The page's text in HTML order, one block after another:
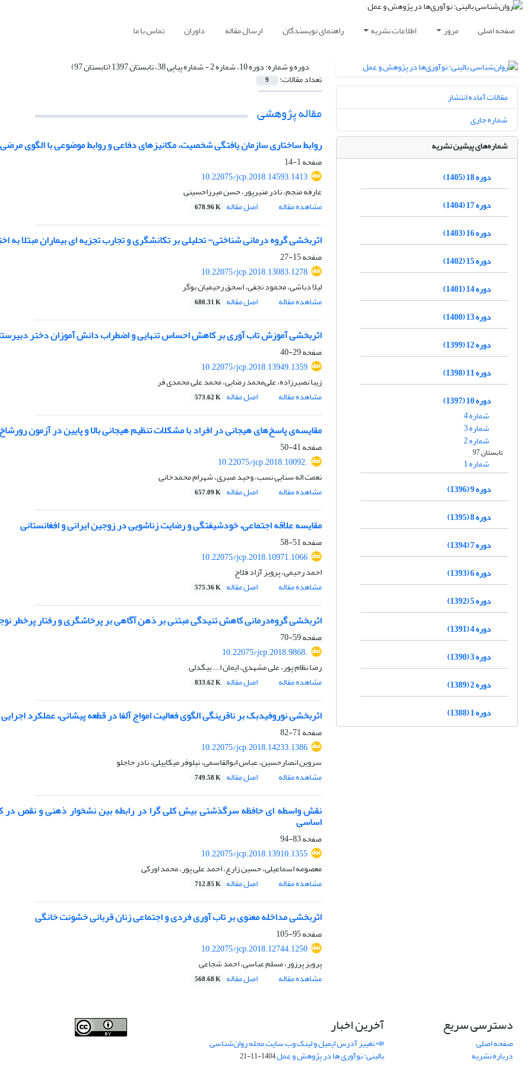
صفحه اصلی مرور اطلاعات نشریه راهنمای نویسندگان ارسال مقاله داوران تماس با ما
دوره و شماره:دوره 10، شماره 2 - شماره پیاپی 38، تابستان 1397 (تابستان 97)
تعداد مقالات: 9
مقاله پژوهشی
روابط ساختاری سازمان یافتگی شخصیت، مکانیزهای دفاعی و روابط موضوعی با الگوی
صفحه1-14
10.22075/jcp.2018.14593.1413
عارفه منجم، نادر منیرپور، حسن میرزاحسینی
مشاهده مقاله
اصل مقاله 678.96 K
اثربخشی گروه درمانی شناختی- تحلیلی بر تکانشگری و تجارب تجزیه ای بیماران مبتلا
صفحه15-27
10.22075/jcp.2018.13083.1278
لیلا دباشی، محمود نجفی، اسحق رحیمیان بوگر
مشاهده مقاله
اصل مقاله 680.31 K
اثربخشی آموزش تاب آوری بر کاهش احساس تنهایی و اضطراب دانش آموزان دختر
صفحه29-40
10.22075/jcp.2018.13949.1359
زیبا نصیرزاده، علی‌محمد رضایی، محمد علی محمدی فر
مشاهده مقاله
اصل مقاله 573.62 K
مقایسه‌ی پاسخ‌های هیجانی در افراد با مشکلات تنظیم هیجانی بالا و پایین در آزمون
صفحه41-50
10.22075/jcp.2018.10092.
نعمت اله سنایی نسب، وحید صبری، شهرام محمدخانی
مشاهده مقاله
اصل مقاله 657.09 K
مقایسه علاقه اجتماعی، خودشیفتگی و رضایت زناشویی در زوجین ایرانی و افغانستانی
صفحه51-58
10.22075/jcp.2018.10971.1066
احمد رحیمی، پرویز آزاد فلاح
مشاهده مقاله
اصل مقاله 575.36 K
اثربخشی گروه‌درمانی کاهش تنیدگی مبتنی بر ذهن آگاهی بر پرخاشگری و رفتار پرخطر
صفحه59-70
10.22075/jcp.2018.9868.
رضا نظام پور، علی مشهدی، ایمان ا... بیگدلی
مشاهده مقاله
اصل مقاله 833.62 K
اثربخشی نوروفیدبک بر ناقرینگی الگوی فعالیت امواج آلفا در قطعه پیشانی، عملکرد
صفحه71-82
10.22075/jcp.2018.14233.1386
سروین انصارحسین، عباس ابوالقاسمی، نیلوفر میکاییلی، نادر حاجلو
مشاهده مقاله
اصل مقاله 749.58 K
نقش واسطه ای حافظه سرگذشتی بیش کلی گرا در رابطه بین نشخوار ذهنی و نقص در
اساسی
صفحه83-94
10.22075/jcp.2018.13910.1355
معصومه اسماعیلی، حسین زارع، احمد علی پور، محمد اورکی
مشاهده مقاله
اصل مقاله 712.85 K
اثربخشی مداخله معنوی بر تاب آوری فردی و اجتماعی زنان قربانی خشونت خانگی
صفحه95-105
10.22075/jcp.2018.12744.1250
پرویز پرزور، مسلم عباسی، احمد شجاعی
مشاهده مقاله
اصل مقاله 568.68 K
مقالات آماده انتشار
شماره جاری
شماره‌های پیشین نشریه
دوره 18 (1405)
دوره 17 (1404)
دوره 16 (1403)
دوره 15 (1402)
دوره 14 (1401)
دوره 13 (1400)
دوره 12 (1399)
دوره 11 (1398)
دوره 10 (1397)
شماره 4
شماره 3
شماره 2
تابستان 97
شماره 1
دوره 9 (1396)
دوره 8 (1395)
دوره 7 (1394)
دوره 6 (1393)
دوره 5 (1392)
دوره 4 (1391)
دوره 3 (1390)
دوره 2 (1389)
دوره 1 (1388)
دسترسی سریع
صفحه اصلی
درباره نشریه
آخرین اخبار
📣 تغییر آدرس ایمیل و لینک وب‌ سایت مجله روان‌شناسی
بالینی: نوآوری ها در پژوهش و عمل1404-11-21